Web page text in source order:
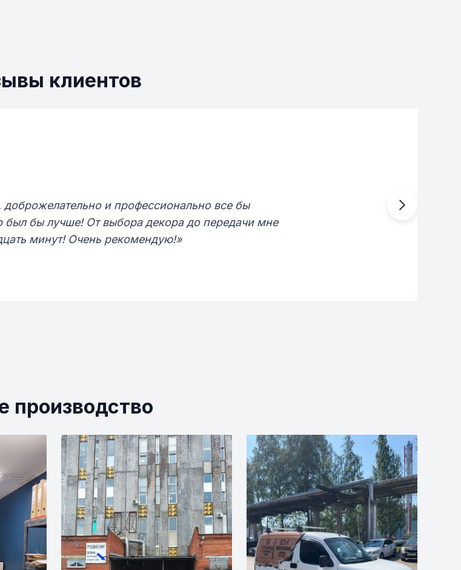
клиентов
доброжелательно и профессионально все бы
был бы лучше! От выбора декора до передачи мне
минут! Очень рекомендую!»
производство